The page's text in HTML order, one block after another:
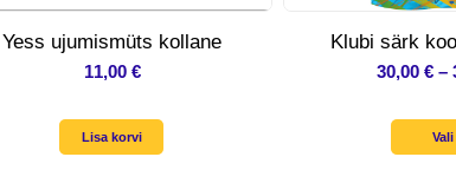
Yess ujumismüts kollane
11,00 €
Lisa korvi
Klubi särk
30,00€ –
Vali